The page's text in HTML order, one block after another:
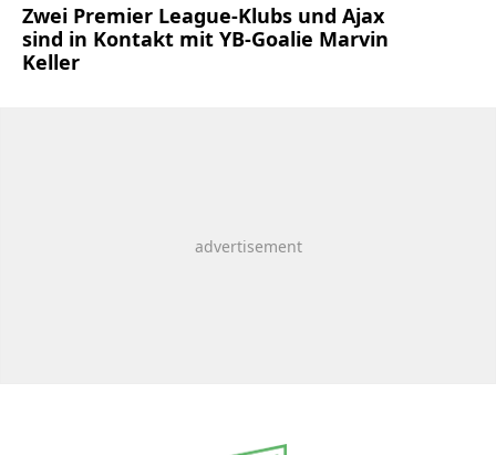
Zwei Premier League-Klubs und Ajax
sind in Kontakt mit YB-Goalie Marvin
Keller